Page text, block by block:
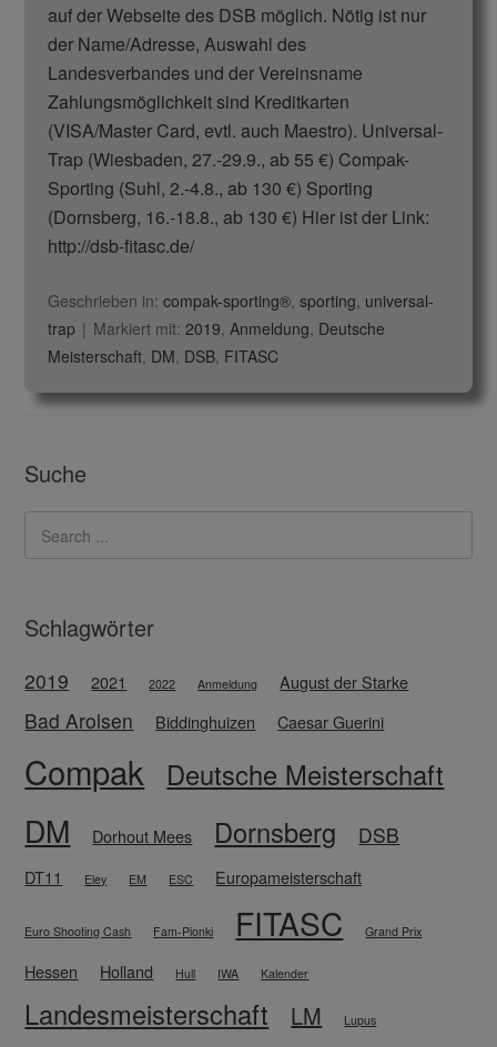
auf der Webseite des DSB möglich. Nötig ist nur
der Name/Adresse, Auswahl des
Landesverbandes und der Vereinsname
Zahlungsmöglichkeit sind Kreditkarten
(VISA/Master Card, evtl. auch Maestro). Universal-
Trap (Wiesbaden, 27.-29.9., ab 55 €) Compak-
Sporting (Suhl, 2.-4.8., ab 130 €) Sporting
(Dornsberg, 16.-18.8., ab 130 €) Hier ist der Link:
http://dsb-fitasc.de/
Geschrieben in: compak-sporting®, sporting universal-
trap
Markiert mit: 2019 Anmeldung Deutsche
Meisterschaft, DM DSB, FITASC
Suche
Schlagwörter
2019 2021 2022 Anmeldung August der Starke
Bad Arolsen Biddinghuizen Caesar Guerini
Compak Deutsche Meisterschaft
DM Dorhout Mees Dornsberg DSB
DT11 Eley EM ESC Europameisterschaft
Euro Shooting Cash Fam-Pionki FITASC Grand Prix
Hessen Holland Hull IWA Kalender
Landesmeisterschaft LM Lupus